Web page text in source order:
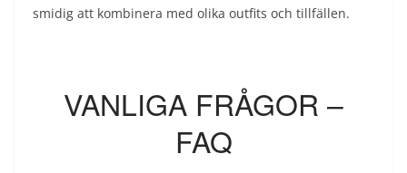
smidig att kombinera med olika outfits och tillfällen.
VANLIGA FRÅGOR –
FAQ